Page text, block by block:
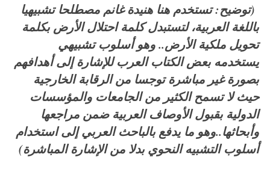
(توضيح: تستخدم هنا هنيدة غانم مصطلحا تشبيهيا
باللغة العربية، لتستبدل كلمة احتلال الأرض بكلمة
تحويل ملكية الأرض.. وهو أسلوب تشبيهي
يستخدمه بعض الكتاب العرب للإشارة إلى أهدافهم
بصورة غير مباشرة توجسا من الرقابة الخارجية
حيث لا تسمح الكثير من الجامعات والمؤسسات
الدولية بقبول الأوصاف العربية ضمن مراجعها
وأبحاثها..وهو ما يدفع بالباحث العربي إلى استخدام
أسلوب التشبيه النحوي بدلا من الإشارة المباشرة)